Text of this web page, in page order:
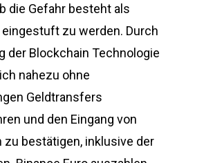
die Gefahr besteht als
zu werden. Durch
der Blockchain Technologie
nahezu ohne
Geldtransfers
und den Eingang von
zu bestätigen, inklusive der